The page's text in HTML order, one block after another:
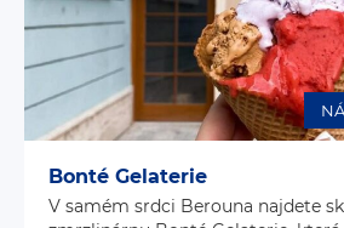
Bonté Gelaterie
V samém srdci Berouna najdete